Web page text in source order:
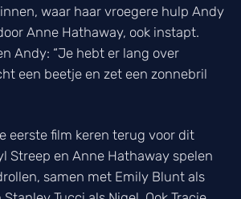
waar haar vroegere hulp Andy
Anne Hathaway, ook instapt.
Andy: “Je hebt er lang over
een beetje en zet een zonnebril
eerste film keren terug voor dit
Streep en Anne Hathaway spelen
samen met Emily Blunt als